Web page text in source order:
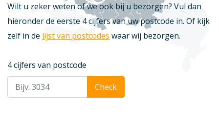
Wilt u zeker weten of we ook bij u bezorgen? Vul dan
hieronder de eerste 4 cijfers van uw postcode in. Of kijk
zelf in de lijst van postcodes waar wij bezorgen.
4 cijfers van postcode
Check